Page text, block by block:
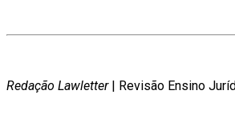
Redação Lawletter| Revisão Ensino